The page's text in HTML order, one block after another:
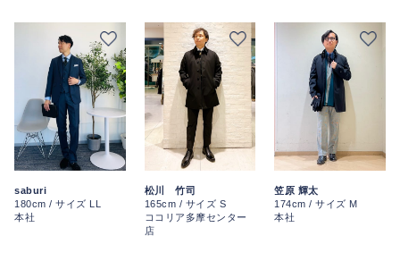
saburi
180cm / サイズ LL
本社
松川 竹司
165cm / サイズ S
ココリア多摩センター
店
笠原 輝太
174cm / サイズ M
本社